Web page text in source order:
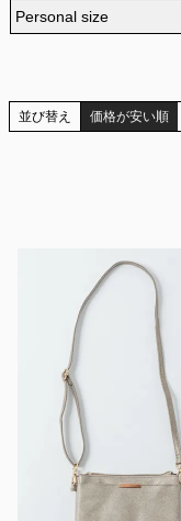
Personal size
並び替え 価格が安い順